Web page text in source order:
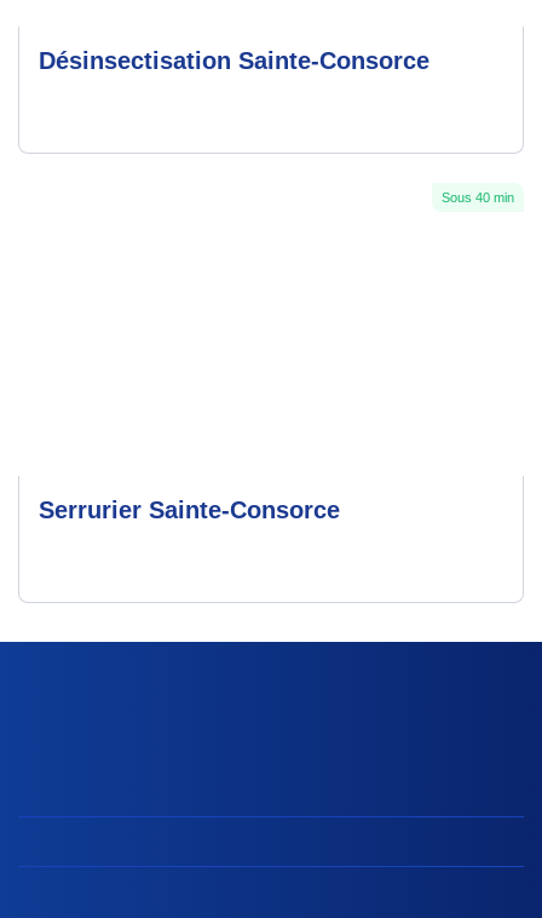
Désinsectisation Sainte-Consorce
Sous 40 min
Serrurier Sainte-Consorce